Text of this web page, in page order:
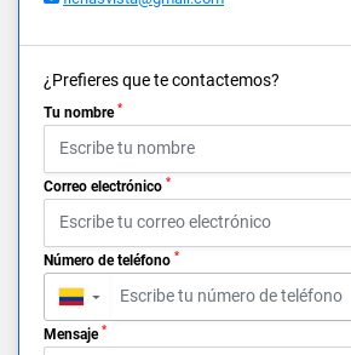
¿Prefieres que te contactemos?
Tu nombre *
Correo electrónico *
Número de teléfono *
▼
Mensaje *